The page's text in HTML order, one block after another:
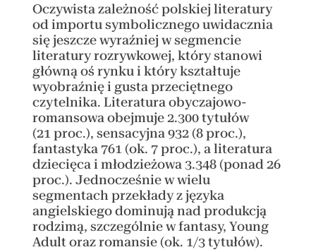
Oczywista zależność polskiej literatury
od importu symbolicznego uwidacznia
się jeszcze wyraźniej w segmencie
literatury rozrywkowej, który stanowi
główną oś rynku i który kształtuje
wyobraźnię i gusta przeciętnego
czytelnika. Literatura obyczajowo-
romansowa obejmuje 2.300 tytułów
(21 proc.), sensacyjna 932 (8 proc.),
fantastyka 761 (ok. 7 proc.), a literatura
dziecięca i młodzieżowa 3.348 (ponad 26
proc.). Jednocześnie w wielu
segmentach przekłady z języka
angielskiego dominują nad produkcją
rodzimą, szczególnie w fantasy, Young
Adult oraz romansie (ok. 1/3 tytułów).